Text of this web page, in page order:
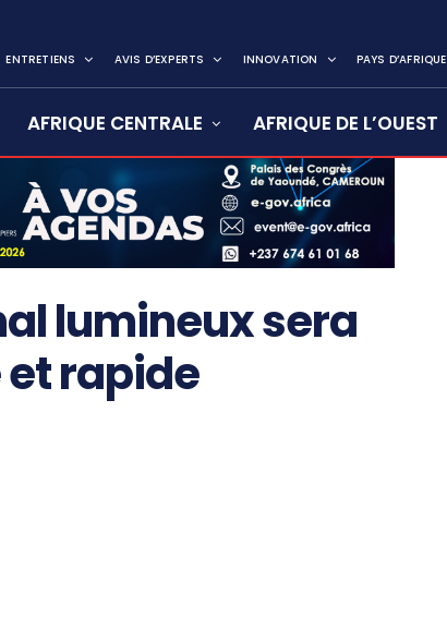
ENTRETIENS AVIS D’EXPERTS INNOVATION PAYS D’AFRIQUE
AFRIQUE CENTRALE AFRIQUE DE L’OUEST
lumineux sera
rapide